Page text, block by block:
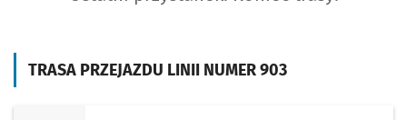
TRASA PRZEJAZDU LINII NUMER 903